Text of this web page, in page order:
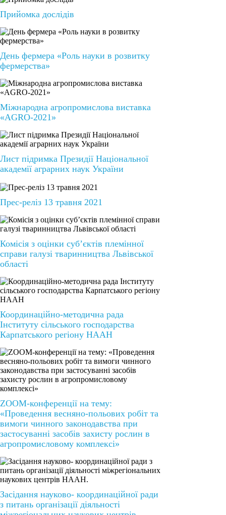
Прийомка дослідів
День фермера «Роль науки в розвитку
фермерства»
Міжнародна агропромислова виставка
«AGRO-2021»
Лист підримка Президії Національної
академії аграрних наук України
Прес-реліз 13 травня 2021
Комісія з оцінки суб’єктів племінної
справи галузі тваринництва Львівської
області
Координаційно-методична рада
Інституту сільського господарства
Карпатського регіону НААН
ZOOM-конференції на тему:
«Проведення весняно-польових робіт та
вимоги чинного законодавства при
застосуванні засобів захисту рослин в
агропромисловому комплексі»
Засідання науково- координаційної ради
з питань організації діяльності